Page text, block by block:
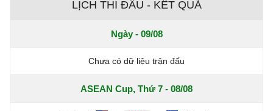
LỊCH THI ĐẤU - KẾT QUẢ
Ngày - 09/08
Chưa có dữ liệu trận đấu
ASEAN Cup, Thứ 7 - 08/08